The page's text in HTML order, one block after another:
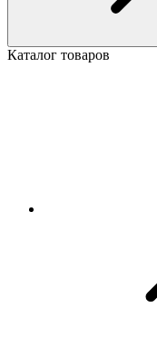
Каталог товаров